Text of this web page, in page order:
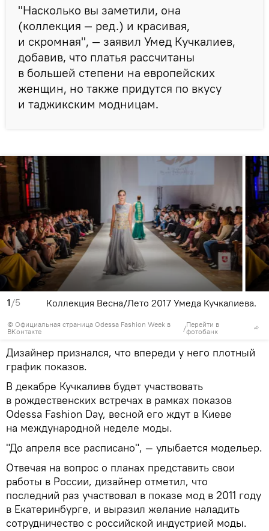
"Насколько вы заметили, она
(коллекция — ред.) и красивая,
и скромная", — заявил Умед Кучкалиев,
добавив, что платья рассчитаны
в большей степени на европейских
женщин, но также придутся по вкусу
и таджикским модницам.
1/5
© Официальная страница Odessa Fashion Week в
ВКонтакте
/Перейти в
фотобанк
Коллекция Весна/Лето 2017 Умеда Кучкалиева.
Дизайнер признался, что впереди у него плотный
график показов.
В декабре Кучкалиев будет участвовать
в рождественских встречах в рамках показов
Odessa Fashion Day, весной его ждут в Киеве
на международной неделе моды.
"До апреля все расписано", — улыбается модельер.
Отвечая на вопрос о планах представить свои
работы в России, дизайнер отметил, что
последний раз участвовал в показе мод в 2011 году
в Екатеринбурге, и выразил желание наладить
сотрудничество с российской индустрией моды.